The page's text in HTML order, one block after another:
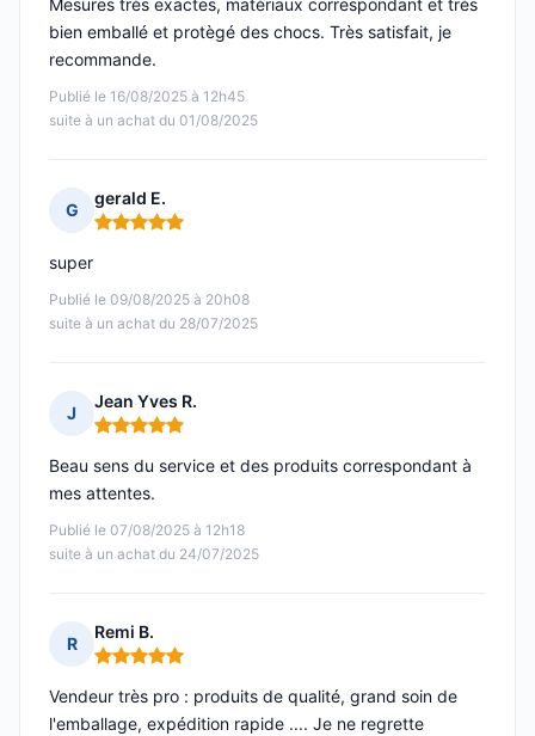
Publié le 16/08/2025 à 12h45
suite à un achat du 01/08/2025
Mesures très exactes, matériaux correspondant et très
bien emballé et protègé des chocs. Très satisfait, je
recommande.
G
gerald E.
Note : 5 sur 5
Publié le 09/08/2025 à 20h08
suite à un achat du 28/07/2025
super
J
Jean Yves R.
Note : 5 sur 5
Publié le 07/08/2025 à 12h18
suite à un achat du 24/07/2025
Beau sens du service et des produits correspondant à
mes attentes.
R
Remi B.
Note : 5 sur 5
Vendeur très pro : produits de qualité, grand soin de
l'emballage, expédition rapide .... Je ne regrette